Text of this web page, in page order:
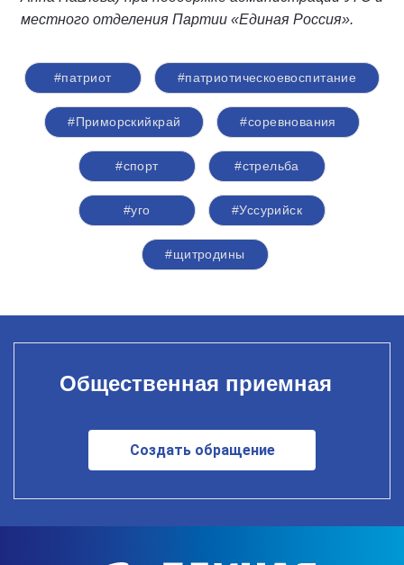
местного отделения Партии «Единая Россия».
#патриот #патриотическоевоспитание
#Приморскийкрай #соревнования
#спорт #стрельба
#уго #Уссурийск
#щитродины
Общественная приемная
Создать обращение